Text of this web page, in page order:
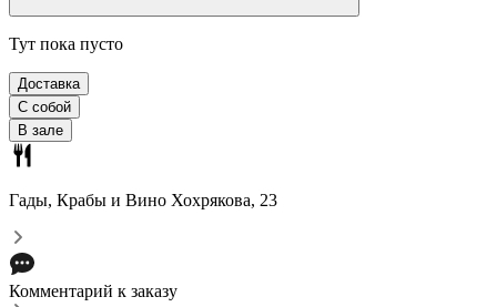
Тут пока пусто
Доставка
С собой
В зале
Гады, Крабы и Вино Хохрякова, 23
Комментарий к заказу